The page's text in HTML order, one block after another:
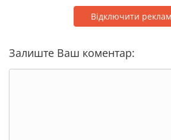
Відключити
Залиште Ваш коментар: